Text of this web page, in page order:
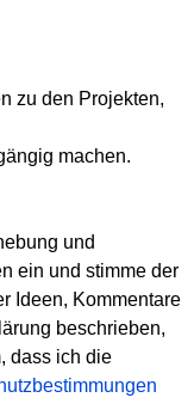
zu den Projekten,
machen.
und
ein und stimme der
Ideen, Kommentare
beschrieben,
dass ich die